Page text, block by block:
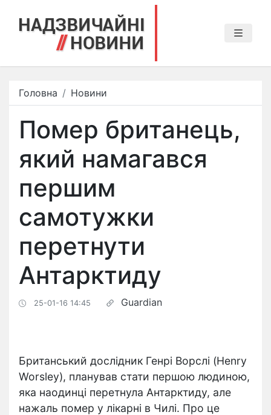
Головна Новини
Помер британець,
який намагався
першим
самотужки
перетнути
Антарктиду
25-01-16 14:45 Guardian
Британський дослідник Генрі Ворслі (Henry
Worsley), планував стати першою людиною,
яка наодинці перетнула Антарктиду, але
нажаль помер у лікарні в Чилі. Про це